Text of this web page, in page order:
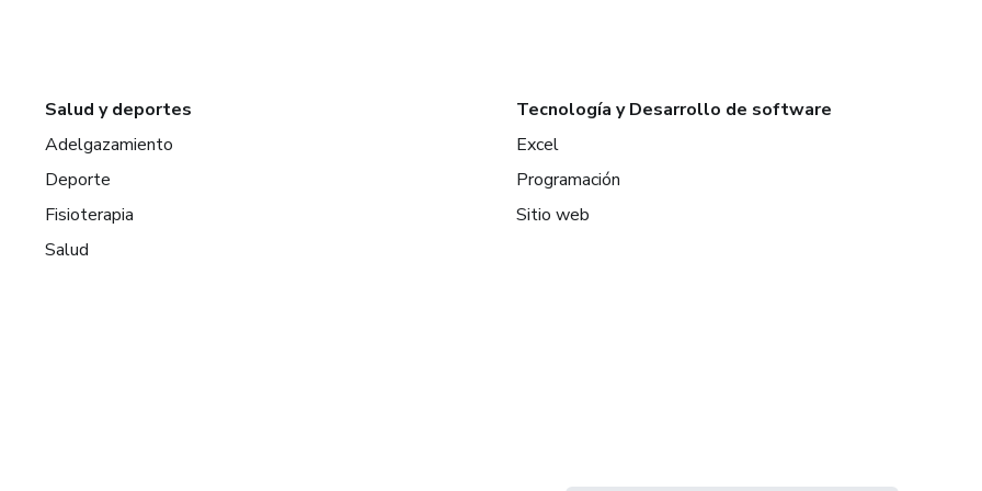
Salud y deportes
Adelgazamiento
Deporte
Fisioterapia
Salud
Tecnología y Desarrollo de software
Excel
Programación
Sitio web